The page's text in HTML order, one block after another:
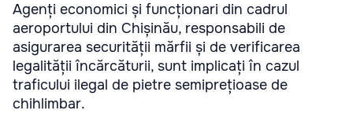
Agenți economici și funcționari din cadrul
aeroportului din Chișinău, responsabili de
asigurarea securității mărfii și de verificarea
legalității încărcăturii, sunt implicați în cazul
traficului ilegal de pietre semiprețioase de
chihlimbar.